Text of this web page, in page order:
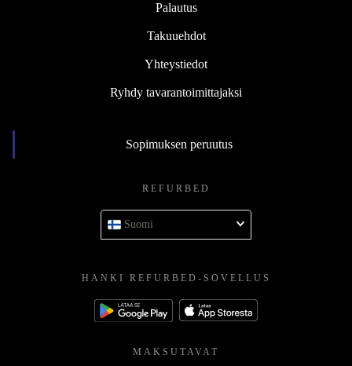
Palautus
Takuuehdot
Yhteystiedot
Ryhdy tavarantoimittajaksi
Sopimuksen peruutus
REFURBED
Suomi
HANKI REFURBED-SOVELLUS
MAKSUTAVAT